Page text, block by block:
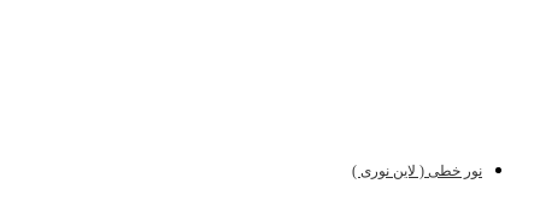
نور خطی ( لاین نوری )